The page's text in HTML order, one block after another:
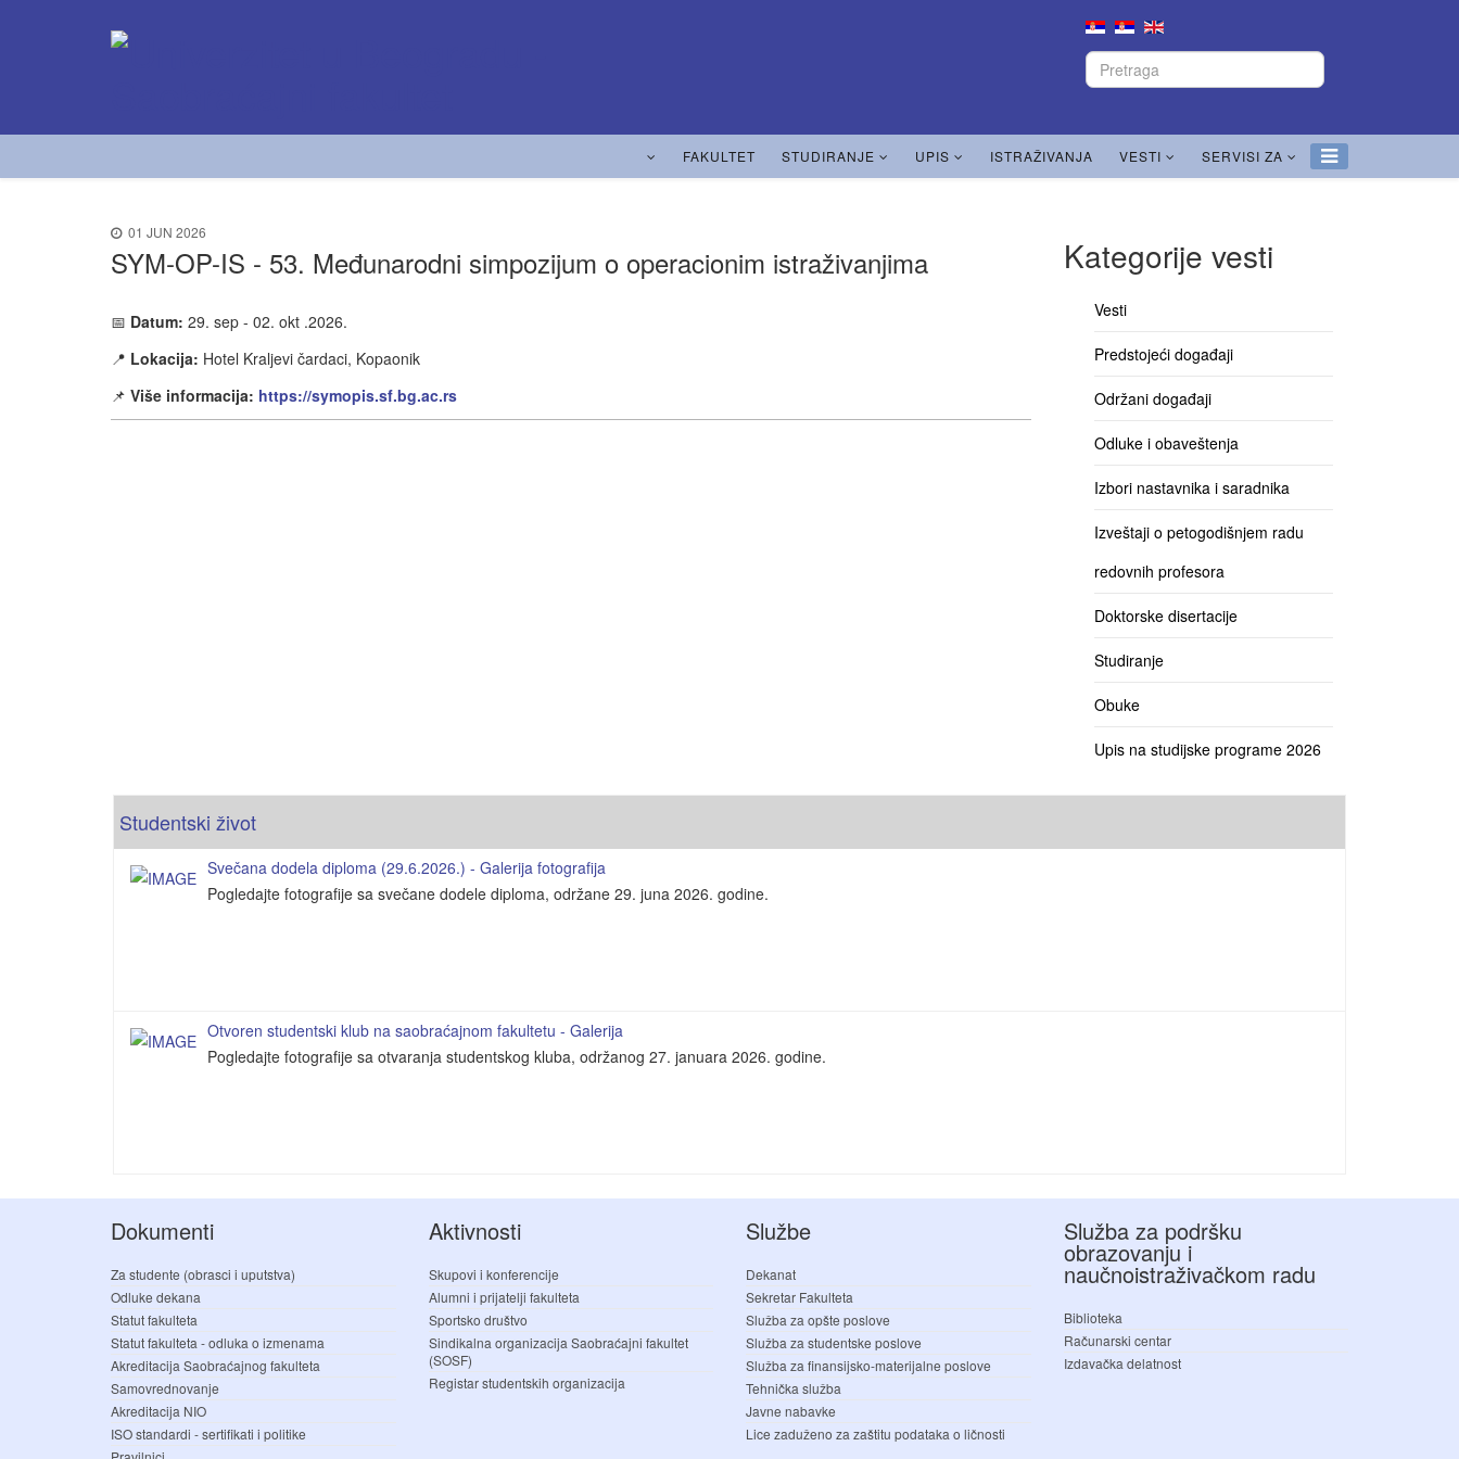
FAKULTET STUDIRANJE UPIS ISTRAŽIVANJA VESTI SERVISI ZA
01 JUN 2026
SYM-OP-IS - 53. Međunarodni simpozijum o operacionim istraživanjima
📅 Datum: 29. sep - 02. okt .2026.
📍 Lokacija: Hotel Kraljevi čardaci, Kopaonik
📌 Više informacija: https://symopis.sf.bg.ac.rs
Kategorije vesti
Vesti
Predstojeći događaji
Održani događaji
Odluke i obaveštenja
Izbori nastavnika i saradnika
Izveštaji o petogodišnjem radu
redovnih profesora
Doktorske disertacije
Studiranje
Obuke
Upis na studijske programe 2026
Studentski život
Svečana dodela diploma (29.6.2026.) - Galerija fotografija
Pogledajte fotografije sa svečane dodele diploma, održane 29. juna 2026. godine.
Otvoren studentski klub na saobraćajnom fakultetu - Galerija
Pogledajte fotografije sa otvaranja studentskog kluba, održanog 27. januara 2026. godine.
Dokumenti
Za studente (obrasci i uputstva)
Odluke dekana
Statut fakulteta
Statut fakulteta - odluka o izmenama
Akreditacija Saobraćajnog fakulteta
Samovrednovanje
Akreditacija NIO
ISO standardi - sertifikati i politike
Aktivnosti
Skupovi i konferencije
Alumni i prijatelji fakulteta
Sportsko društvo
Sindikalna organizacija Saobraćajni fakultet
(SOSF)
Registar studentskih organizacija
Službe
Dekanat
Sekretar Fakulteta
Služba za opšte poslove
Služba za studentske poslove
Služba za finansijsko-materijalne poslove
Tehnička služba
Javne nabavke
Lice zaduženo za zaštitu podataka o ličnosti
Služba za podršku
obrazovanju i
naučnoistraživačkom radu
Biblioteka
Računarski centar
Izdavačka delatnost